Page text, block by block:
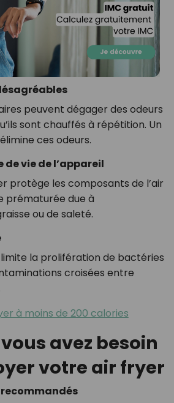
peuvent dégager des odeurs
sont chauffés à répétition. Un
ces odeurs.
de vie de l’appareil
protège les composants de l’air
prématurée due à
ou de saleté.
la prolifération de bactéries
croisées entre
à moins de 200 calories
avez besoin
votre air fryer